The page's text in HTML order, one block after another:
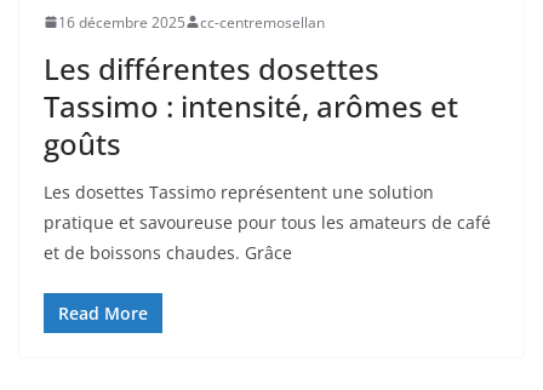
16 décembre 2025 cc-centremosellan
Les différentes dosettes
Tassimo : intensité, arômes et
goûts
Les dosettes Tassimo représentent une solution
pratique et savoureuse pour tous les amateurs de café
et de boissons chaudes. Grâce
Read More